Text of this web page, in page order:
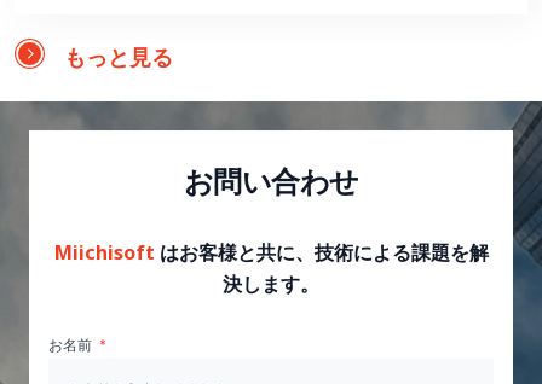
もっと見る
お問い合わせ
Miichisoft はお客様と共に、技術による課題を解
決します。
お名前